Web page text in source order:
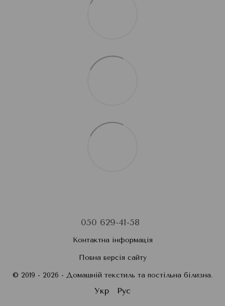
050 629-41-58
Контактна інформація
Повна версія сайту
© 2019 - 2026 - Домашній текстиль та постільна білизна.
Укр Рус